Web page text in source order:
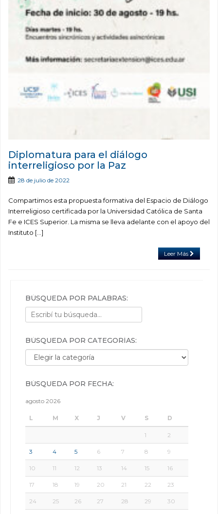
Diplomatura para el diálogo
interreligioso por la Paz
28 de julio de 2022
Compartimos esta propuesta formativa del Espacio de Diálogo
Interreligioso certificada por la Universidad Católica de Santa
Fe e ICES Superior. La misma se lleva adelante con el apoyo del
Instituto […]
Leer Más
BÚSQUEDA POR PALABRAS:
BÚSQUEDA POR CATEGORÍAS:
Búsqueda por categorías:
BÚSQUEDA POR FECHA:
agosto 2026
L M X J V S D
1 2
3 4 5 6 7 8 9
10 11 12 13 14 15 16
17 18 19 20 21 22 23
24 25 26 27 28 29 30